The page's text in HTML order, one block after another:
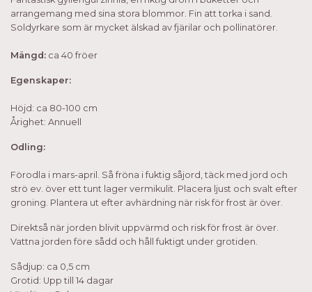
arrangemang med sina stora blommor. Fin att torka i sand.
Soldyrkare som är mycket älskad av fjärilar och pollinatörer.
Mängd: ca 40 fröer
Egenskaper:
Höjd: ca 80-100 cm
Årighet: Annuell
Odling:
Förodla i mars-april. Så fröna i fuktig såjord, täck med jord och
strö ev. över ett tunt lager vermikulit. Placera ljust och svalt efter
groning. Plantera ut efter avhärdning när risk för frost är över.
Direktså när jorden blivit uppvärmd och risk för frost är över.
Vattna jorden före sådd och håll fuktigt under grotiden.
Sådjup: ca 0,5 cm
Grotid: Upp till 14 dagar